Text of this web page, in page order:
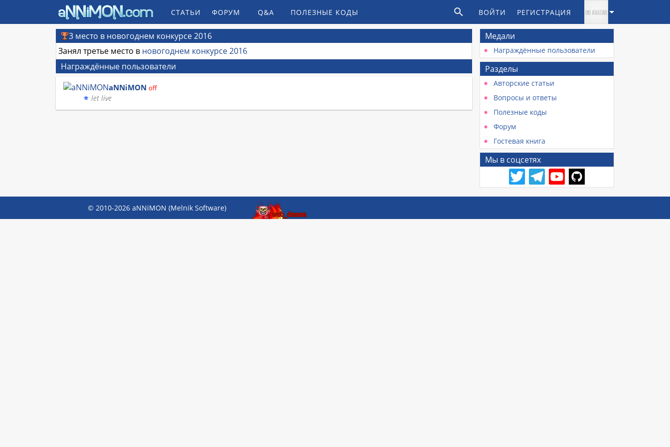
СТАТЬИ ФОРУМ Q&A ПОЛЕЗНЫЕ КОДЫ ВОЙТИ РЕГИСТРАЦИЯ
3 место в новогоднем конкурсе 2016
Занял третье место в новогоднем конкурсе 2016
Награждённые пользователи
aNNiMON off
let live
Медали
Награждённые пользователи
Разделы
Авторские статьи
Вопросы и ответы
Полезные коды
Форум
Гостевая книга
Мы в соцсетях
© 2010-2026 aNNiMON (Melnik Software)